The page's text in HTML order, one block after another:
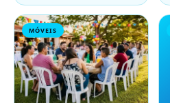
MÓVEIS